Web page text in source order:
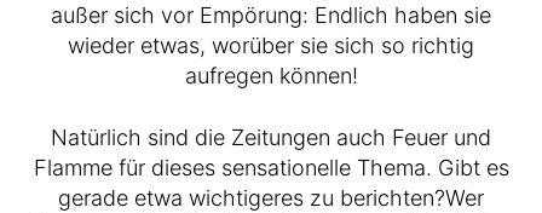
außer sich vor Empörung: Endlich haben sie
wieder etwas, worüber sie sich so richtig
aufregen können!
Natürlich sind die Zeitungen auch Feuer und
Flamme für dieses sensationelle Thema. Gibt es
gerade etwa wichtigeres zu berichten?Wer